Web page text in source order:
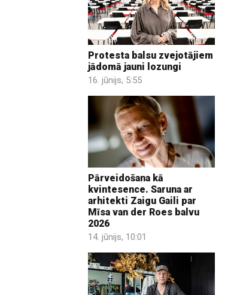
Protesta balsu zvejotājiem
jādomā jauni lozungi
16. jūnijs, 5:55
Pārveidošana kā
kvintesence. Saruna ar
arhitekti Zaigu Gaili par
Mīsa van der Roes balvu
2026
14. jūnijs, 10:01